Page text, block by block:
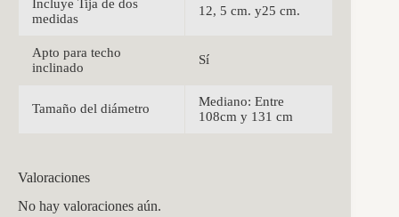
Incluye Tija de dos
medidas
12, 5 cm. y25 cm.
Apto para techo
inclinado
Sí
Tamaño del diámetro
Mediano: Entre
108cm y 131 cm
Valoraciones
No hay valoraciones aún.